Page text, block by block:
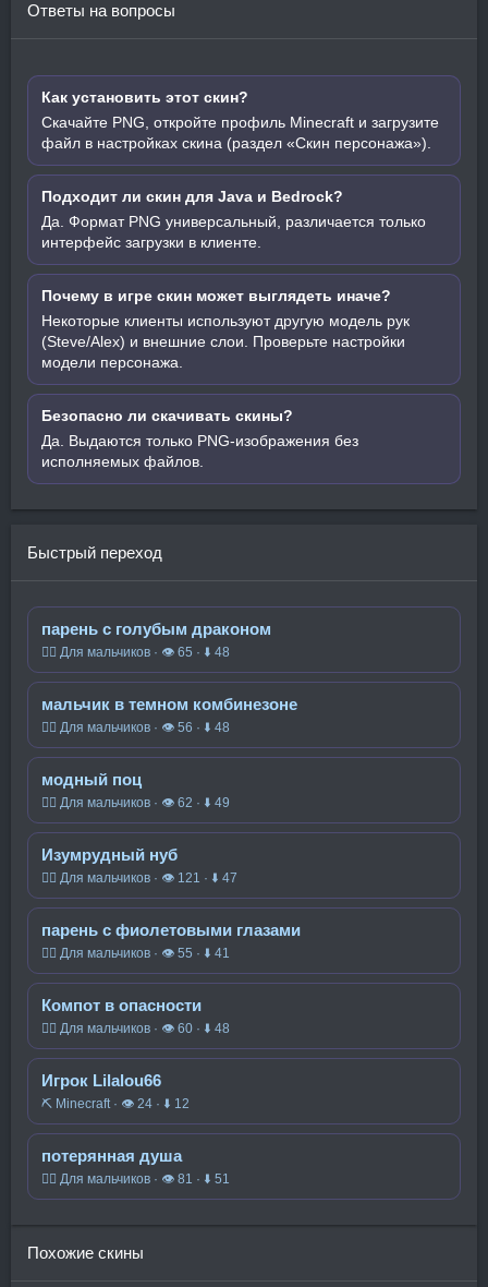
Ответы на вопросы
Как установить этот скин?
Скачайте PNG, откройте профиль Minecraft и загрузите
файл в настройках скина (раздел «Скин персонажа»).
Подходит ли скин для Java и Bedrock?
Да. Формат PNG универсальный, различается только
интерфейс загрузки в клиенте.
Почему в игре скин может выглядеть иначе?
Некоторые клиенты используют другую модель рук
(Steve/Alex) и внешние слои. Проверьте настройки
модели персонажа.
Безопасно ли скачивать скины?
Да. Выдаются только PNG-изображения без
исполняемых файлов.
Быстрый переход
парень с голубым драконом
🧍‍♂️ Для мальчиков · 👁 65 · ⬇ 48
мальчик в темном комбинезоне
🧍‍♂️ Для мальчиков · 👁 56 · ⬇ 48
модный поц
🧍‍♂️ Для мальчиков · 👁 62 · ⬇ 49
Изумрудный нуб
🧍‍♂️ Для мальчиков · 👁 121 · ⬇ 47
парень с фиолетовыми глазами
🧍‍♂️ Для мальчиков · 👁 55 · ⬇ 41
Компот в опасности
🧍‍♂️ Для мальчиков · 👁 60 · ⬇ 48
Игрок Lilalou66
⛏️ Minecraft · 👁 24 · ⬇ 12
потерянная душа
🧍‍♂️ Для мальчиков · 👁 81 · ⬇ 51
Похожие скины